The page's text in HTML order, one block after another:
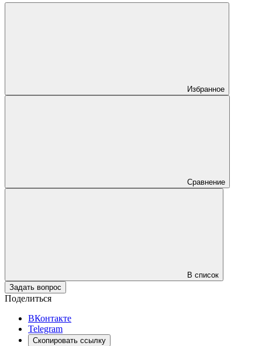
Избранное
Сравнение
В список
Задать вопрос
Поделиться
ВКонтакте
Telegram
Скопировать ссылку